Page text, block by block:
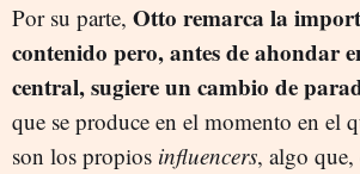
Por su parte, Otto remarca la
contenido pero, antes de ahondar
central, sugiere un cambio de
que se produce en el momento en el
son los propios influencers, algo